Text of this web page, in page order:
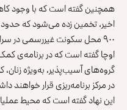
همچنین گفته است که با وجود
۹۰۰ محل سکونت غیررسمی در سراسر افغانستان زندگی می‌کنند.
گروه‌های آسیب‌پذیر، به‌ویژه
در مرکز برنامه‌ریزی قرار خواهند
این نهاد گفته است که محیط